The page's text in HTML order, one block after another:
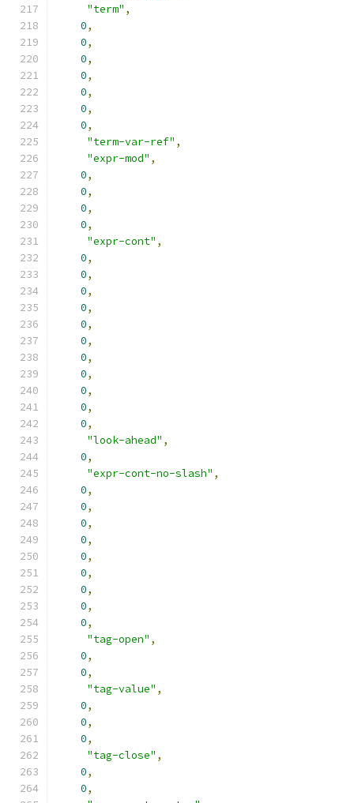
"term" ,
0,
0,
0,
0,
0,
0,
0,
"term-var-ref" ,
"expr-mod" ,
0,
0,
0,
0,
"expr-cont" ,
0,
0,
0,
0,
0,
0,
0,
0,
0,
0,
0,
"look-ahead" ,
0,
"expr-cont-no-slash" ,
0,
0,
0,
0,
0,
0,
0,
0,
0,
"tag-open" ,
0,
0,
"tag-value" ,
0,
0,
0,
"tag-close" ,
0,
0,